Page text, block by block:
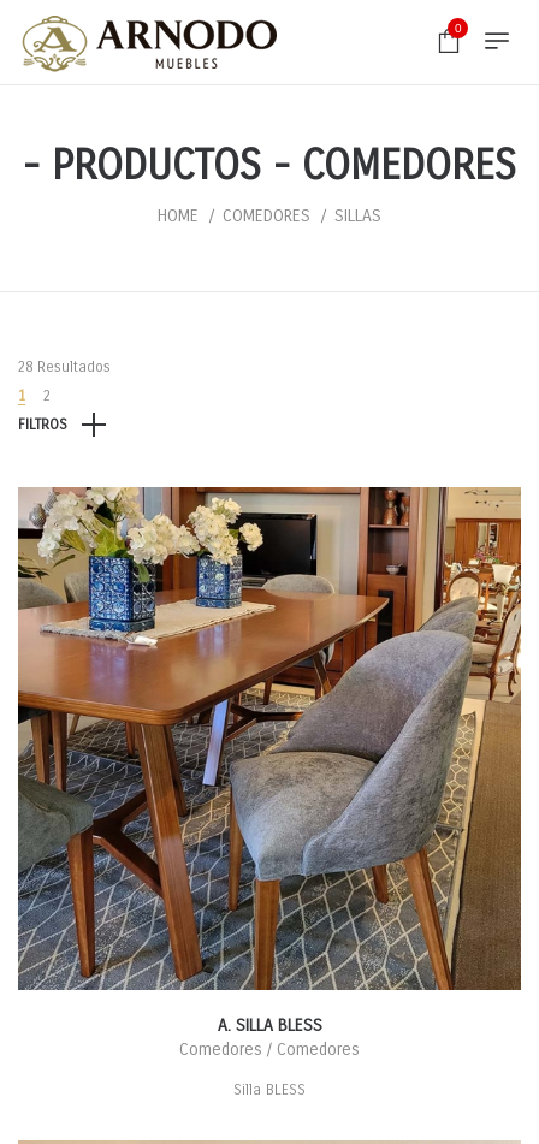
0
- PRODUCTOS - COMEDORES
HOME COMEDORES SILLAS
28 Resultados
1
2
FILTROS
A. SILLA BLESS
Comedores / Comedores
Silla BLESS